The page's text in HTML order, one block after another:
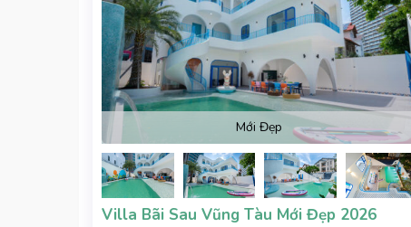
Mới Đẹp
Villa Bãi Sau Vũng Tàu Mới Đẹp 2026